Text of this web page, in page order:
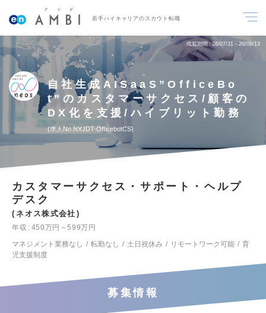
若手ハイキャリアのスカウト転職
掲載期間 26/07/31～26/08/13
自社生成AISaaS”OfficeBo
t”のカスタマーサクセス/顧客の
DX化を支援/ハイブリット勤務
求人No.NXJDT-OfficebotCS
カスタマーサクセス・サポート・ヘルプ
デスク
ネオス株式会社
年収
450万円～599万円
マネジメント業務なし
転勤なし 土日祝休み リモートワーク可能
育
児支援制度
募集情報